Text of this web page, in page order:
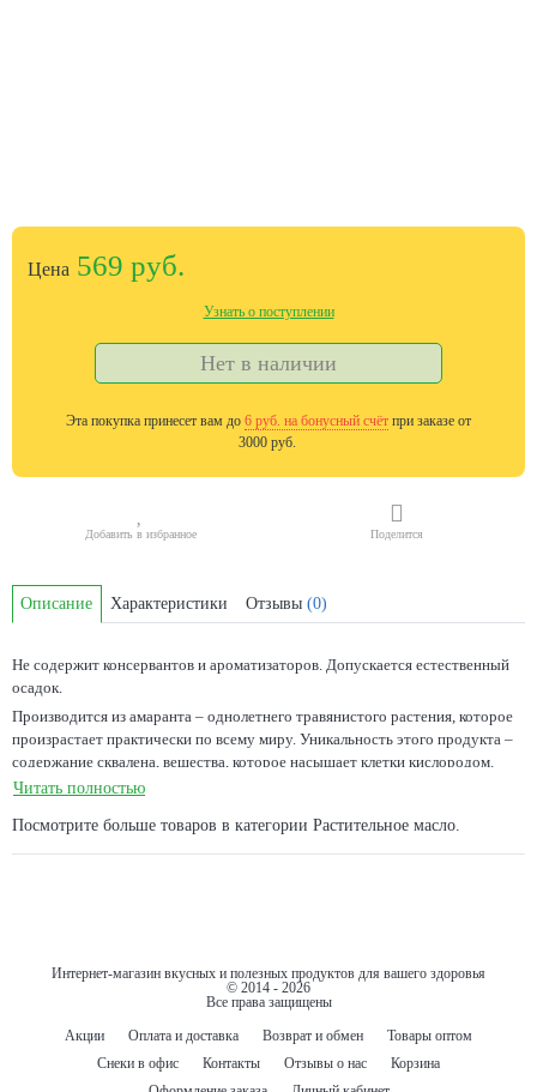
Цена 569 руб.
Узнать о поступлении
Нет в наличии
Эта покупка принесет вам до 6 руб. на бонусный счёт при заказе от
3000 руб.
Добавить в избранное Поделится
Описание Характеристики Отзывы (0)
Не содержит консервантов и ароматизаторов. Допускается естественный
осадок.
Производится из амаранта – однолетнего травянистого растения, которое
произрастает практически по всему миру. Уникальность этого продукта –
содержание сквалена, вещества, которое насыщает клетки кислородом.
Считается источником массы биологически активных веществ, витаминов
профилактику сердечно-сосудистых заболеваний, применяется при
терапии онкологических заболеваний. Нагревать не рекомендуется!
Читать полностью
Посмотрите больше товаров в категории Растительное масло.
Интернет-магазин вкусных и полезных продуктов для вашего здоровья
© 2014 - 2026
Все права защищены
Акции
Оплата и доставка Возврат и обмен
Товары оптом
Снеки в офис
Контакты Отзывы о нас
Корзина